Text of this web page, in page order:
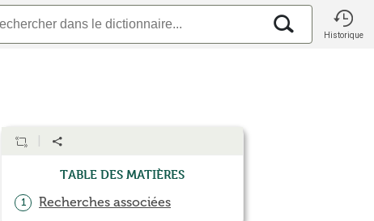
Historique
Table des matières
1 Recherches associées